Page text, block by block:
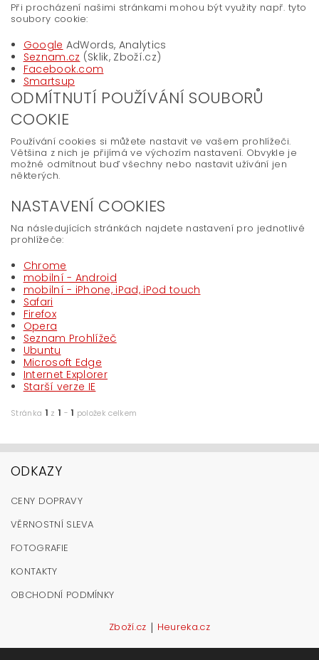
Při procházení našimi stránkami mohou být využity např. tyto
soubory cookie:
Google AdWords, Analytics
Seznam.cz (Sklik, Zboží.cz)
Facebook.com
Smartsup
ODMÍTNUTÍ POUŽÍVÁNÍ SOUBORŮ
COOKIE
Používání cookies si můžete nastavit ve vašem prohlížeči.
Většina z nich je přijímá ve výchozím nastavení. Obvykle je
možné odmítnout buď všechny nebo nastavit užívání jen
některých.
NASTAVENÍ COOKIES
Na následujících stránkách najdete nastavení pro jednotlivé
prohlížeče:
Chrome
mobilní - Android
mobilní - iPhone, iPad, iPod touch
Safari
Firefox
Opera
Seznam Prohlížeč
Ubuntu
Microsoft Edge
Internet Explorer
Starší verze IE
Stránka 1 z 1 -1 položek celkem
ODKAZY
CENY DOPRAVY
VĚRNOSTNÍ SLEVA
FOTOGRAFIE
KONTAKTY
OBCHODNÍ PODMÍNKY
Zboží.cz | Heureka.cz